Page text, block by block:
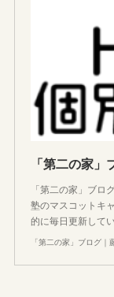
「第二の家
「第二の家」ブロ
塾のマスコットキ
的に毎日更新して
「第二の家」ブログ